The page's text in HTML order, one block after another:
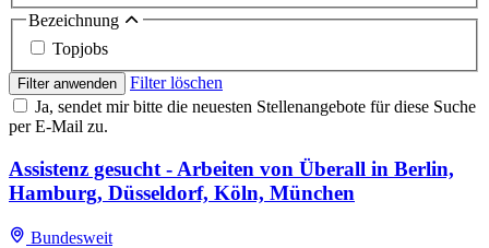
Bezeichnung
Topjobs
Filter anwenden
Filter löschen
Ja, sendet mir bitte die neuesten Stellenangebote für diese Suche
per E-Mail zu.
Assistenz gesucht - Arbeiten von Überall in Berlin,
Hamburg, Düsseldorf, Köln, München
Bundesweit